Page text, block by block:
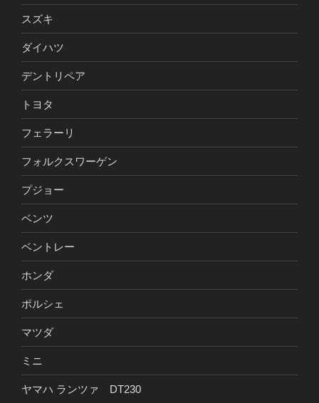
スズキ
ダイハツ
デントリペア
トヨタ
フェラーリ
フォルクスワーゲン
プジョー
ベンツ
ベントレー
ホンダ
ポルシェ
マツダ
ミニ
ヤマハ ランツァ DT230